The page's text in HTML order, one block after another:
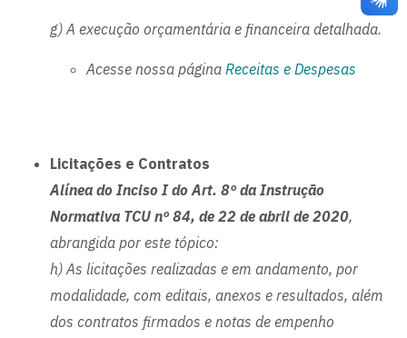
g) A execução orçamentária e financeira detalhada.
Acesse nossa página Receitas e Despesas
Licitações e Contratos
Alínea do Inciso I do Art. 8º da Instrução
Normativa TCU nº 84, de 22 de abril de 2020,
abrangida por este tópico:
h) As licitações realizadas e em andamento, por
modalidade, com editais, anexos e resultados, além
dos contratos firmados e notas de empenho